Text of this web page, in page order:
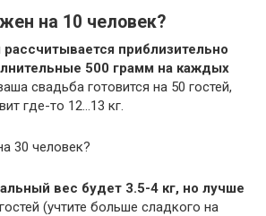
на 10 человек?
приблизительно
500 грамм на каждых
свадьба готовится на 50 гостей,
где-то 12…13 кг.
30 человек?
вес будет 3.5-4 кг, но лучше
гостей (учтите больше сладкого на